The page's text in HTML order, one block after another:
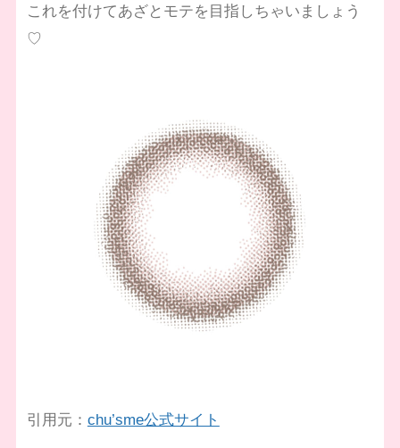
これを付けてあざとモテを目指しちゃいましょう
♡
引用元： chu’sme公式サイト